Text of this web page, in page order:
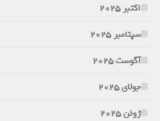
اکتبر 2025
سپتامبر 2025
آگوست 2025
جولای 2025
ژوئن 2025